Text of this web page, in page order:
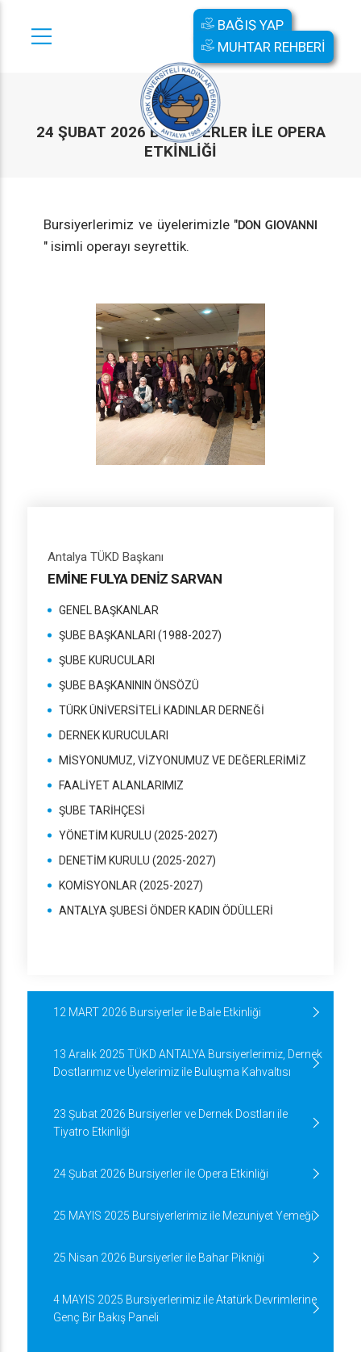
BAĞIŞ YAP
MUHTAR REHBERİ
24 ŞUBAT 2026 BURSIYERLER ILE OPERA
ETKINLIĞI
Bursiyerlerimiz ve üyelerimizle "DON GIOVANNI
" isimli operayı seyrettik.
Antalya TÜKD Başkanı
EMİNE FULYA DENİZ SARVAN
GENEL BAŞKANLAR
ŞUBE BAŞKANLARI (1988-2027)
ŞUBE KURUCULARI
ŞUBE BAŞKANININ ÖNSÖZÜ
TÜRK ÜNİVERSİTELİ KADINLAR DERNEĞİ
DERNEK KURUCULARI
MİSYONUMUZ, VİZYONUMUZ VE DEĞERLERİMİZ
FAALİYET ALANLARIMIZ
ŞUBE TARİHÇESİ
YÖNETİM KURULU (2025-2027)
DENETİM KURULU (2025-2027)
KOMİSYONLAR (2025-2027)
ANTALYA ŞUBESİ ÖNDER KADIN ÖDÜLLERİ
12 MART 2026 Bursiyerler ile Bale Etkinliği
13 Aralık 2025 TÜKD ANTALYA Bursiyerlerimiz, Dernek
Dostlarımız ve Üyelerimiz ile Buluşma Kahvaltısı
23 Şubat 2026 Bursiyerler ve Dernek Dostları ile
Tiyatro Etkinliği
24 Şubat 2026 Bursiyerler ile Opera Etkinliği
25 MAYIS 2025 Bursiyerlerimiz ile Mezuniyet Yemeği
25 Nisan 2026 Bursiyerler ile Bahar Pikniği
4 MAYIS 2025 Bursiyerlerimiz ile Atatürk Devrimlerine
Genç Bir Bakış Paneli